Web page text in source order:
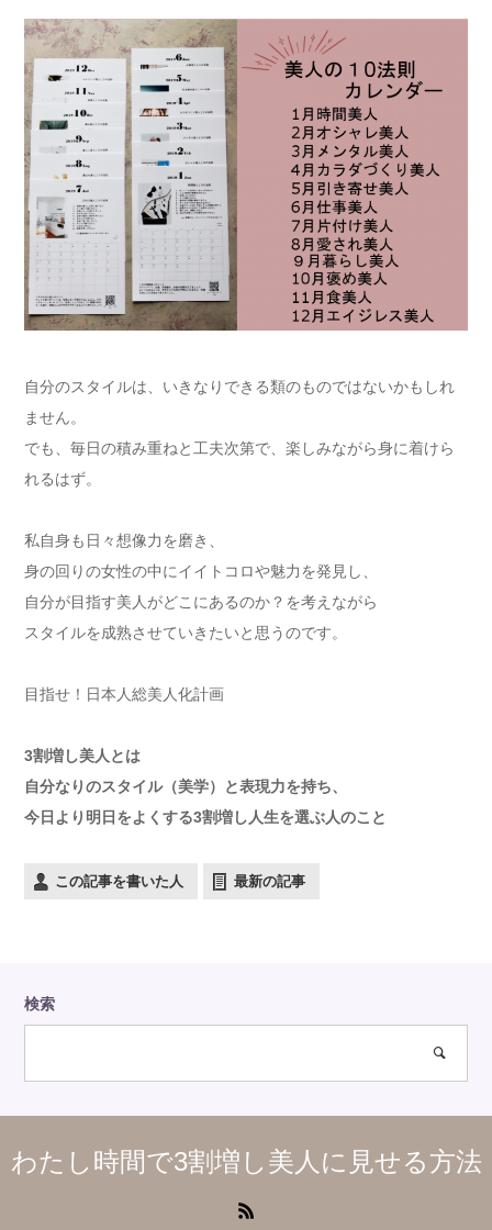
自分のスタイルは、いきなりできる類のものではないかもしれ
ません。
でも、毎日の積み重ねと工夫次第で、楽しみながら身に着けら
れるはず。
私自身も日々想像力を磨き、
身の回りの女性の中にイイトコロや魅力を発見し、
自分が目指す美人がどこにあるのか？を考えながら
スタイルを成熟させていきたいと思うのです。
目指せ！日本人総美人化計画
3割増し美人とは
自分なりのスタイル（美学）と表現力を持ち、
今日より明日をよくする3割増し人生を選ぶ人のこと
この記事を書いた人 最新の記事
検索
わたし時間で3割増し美人に見せる方法